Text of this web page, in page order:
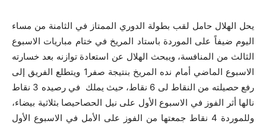
يحل الهلال حامل لقب بطولة الدوري الممتاز في الثامنة من مساء
اليوم ضيفاً على الموردة باستاد المريخ في ختام مباريات الاسبوع
الثالث من المنافسة، ويبحث الهلال عن استعادة توازنه بعد خسارته
الاسبوع الماضي أمام نده المريخ بنتيجة صفر1 ويتطلع الفريق إلى
رفع حصيلته من النقاط لى 6 نقاط، حيث يملك في رصيده 3 نقاط
نالها أثر الفوز في الاسبوع الأول على نيل الحصاحيصا بثلاثية بيضاء،
وللموردة 4 نقاط جمعتها من الفوز على الأمل في الاسبوع الأول